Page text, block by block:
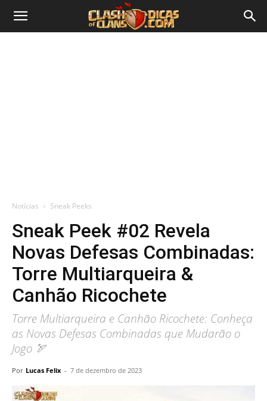
Notícias Sneak Peeks
Sneak Peek #02 Revela
Novas Defesas Combinadas:
Torre Multiarqueira &
Canhão Ricochete
Torre Multiarqueira e Canhão Ricochete: Conheça
as Novas Defesas Combinadas que Mudarão o
Jogo 🏹
Por Lucas Felix - 7 de dezembro de 2023